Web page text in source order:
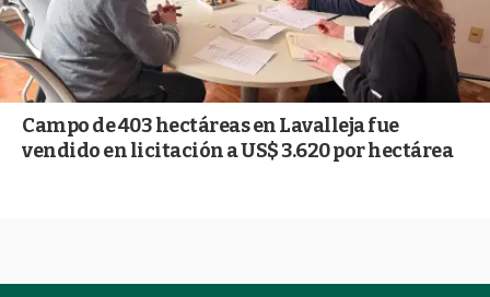
Campo de 403 hectáreas en Lavalleja fue
vendido en licitación a US$ 3.620 por hectárea